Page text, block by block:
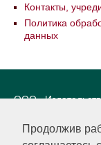
Продолжив
Контакты,
Политика
данных
ООО
LLC Материалы,
охраняются